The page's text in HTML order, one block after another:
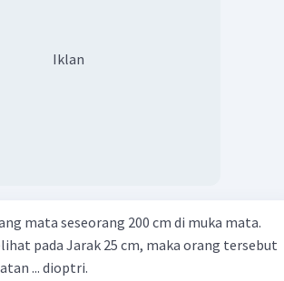
Iklan
mata seseorang 200 cm di muka mata.
pada Jarak 25 cm, maka orang tersebut
... dioptri.